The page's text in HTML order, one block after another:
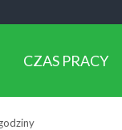
CZAS PRACY